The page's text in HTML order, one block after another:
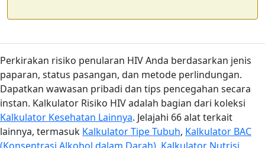
Perkirakan risiko penularan HIV Anda berdasarkan jenis
paparan, status pasangan, dan metode perlindungan.
Dapatkan wawasan pribadi dan tips pencegahan secara
instan. Kalkulator Risiko HIV adalah bagian dari koleksi
Kalkulator Kesehatan Lainnya. Jelajahi 66 alat terkait
lainnya, termasuk Kalkulator Tipe Tubuh, Kalkulator BAC